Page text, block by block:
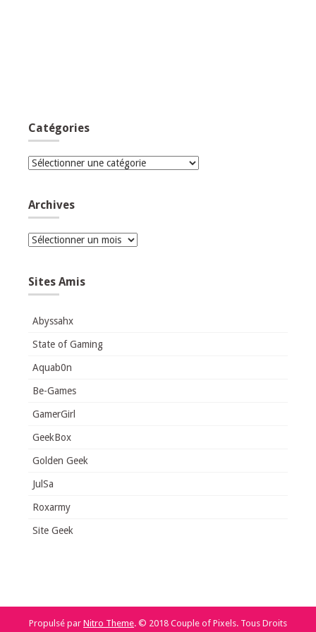
Catégories
Catégories
Archives
Archives
Sites Amis
Abyssahx
State of Gaming
Aquab0n
Be-Games
GamerGirl
GeekBox
Golden Geek
JulSa
Roxarmy
Site Geek
Propulsé par Nitro Theme. © 2018 Couple of Pixels. Tous Droits